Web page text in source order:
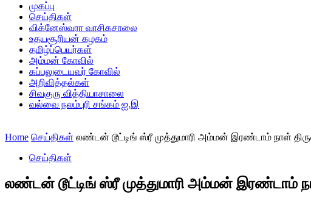
முகப்பு
செய்திகள்
விக்னேஸ்வரா வாசிகசாலை
உதயசூரியன் கழகம்
தமிழ்ப்பெயர்கள்
அம்மன் கோவில்
கப்பலுடையவர் கோவில்
அறிவித்தல்கள்
சிவகுரு வித்தியாசாலை
வல்வை நலம்புரி சங்கம் ஐ.இ
Home செய்திகள் லண்டன் டூட்டிங் ஸ்ரீ முத்துமாரி அம்மன் இரண்டாம் நாள்
செய்திகள்
லண்டன் டூட்டிங் ஸ்ரீ முத்துமாரி அம்மன் இரண்டாம்